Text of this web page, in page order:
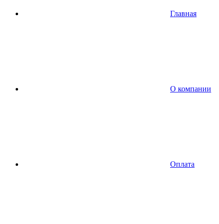
Главная
О компании
Оплата